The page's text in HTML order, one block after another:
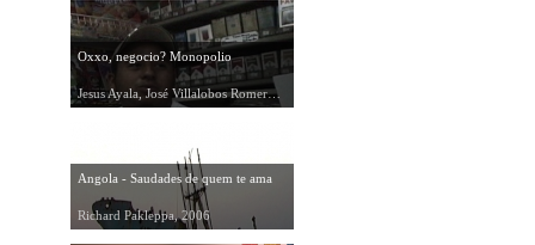
Oxxo, negocio? Monopolio
Jesus Ayala, José Villalobos Romero, 2005
Angola - Saudades de quem te ama
Richard Pakleppa, 2006